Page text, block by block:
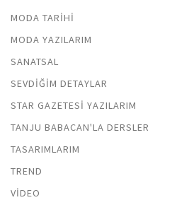
MODA TARIHI
MODA YAZILARIM
SANATSAL
SEVDIĞIM DETAYLAR
STAR GAZETESI YAZILARIM
TANJU BABACAN'LA DERSLER
TASARIMLARIM
TREND
VIDEO